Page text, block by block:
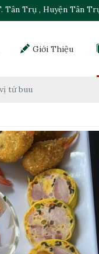
Tân Trụ , Huyện Tân
Giới Thiệu
tứ buu